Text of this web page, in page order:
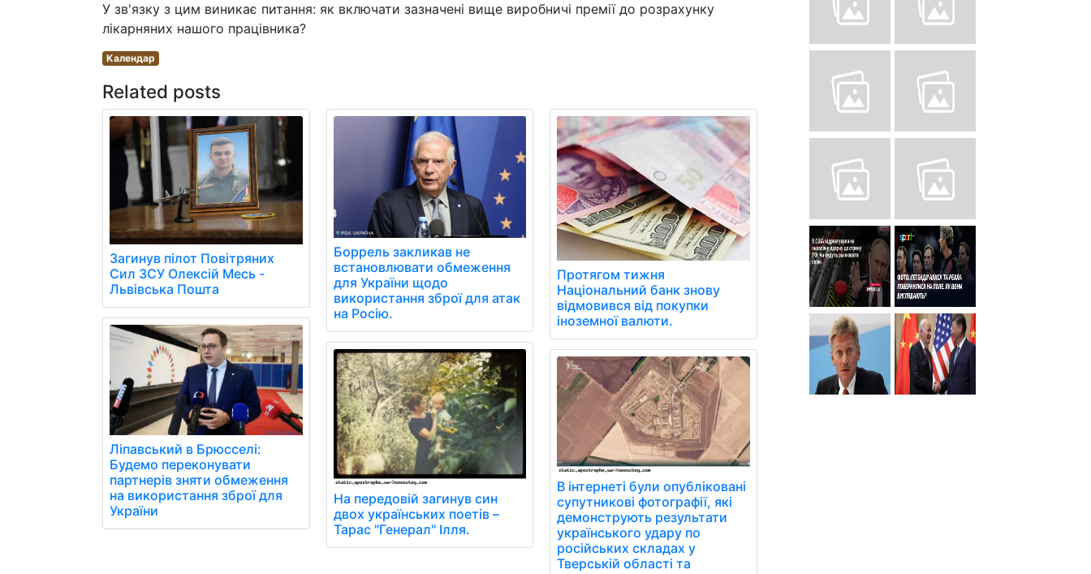
У зв'язку з цим виникає питання: як включати зазначені вище виробничі премії до розрахунку
лікарняних нашого працівника?
Календар
Related posts
Загинув пілот Повітряних
Сил ЗСУ Олексій Месь -
Львівська Пошта
Ліпавський в Брюсселі:
Будемо переконувати
партнерів зняти обмеження
на використання зброї для
України
Боррель закликав не
встановлювати обмеження
для України щодо
використання зброї для атак
на Росію.
На передовій загинув син
двох українських поетів –
Тарас "Генерал" Ілля.
Протягом тижня
Національний банк знову
відмовився від покупки
іноземної валюти.
В інтернеті були опубліковані
супутникові фотографії, які
демонструють результати
українського удару по
російських складах у
Тверській області та